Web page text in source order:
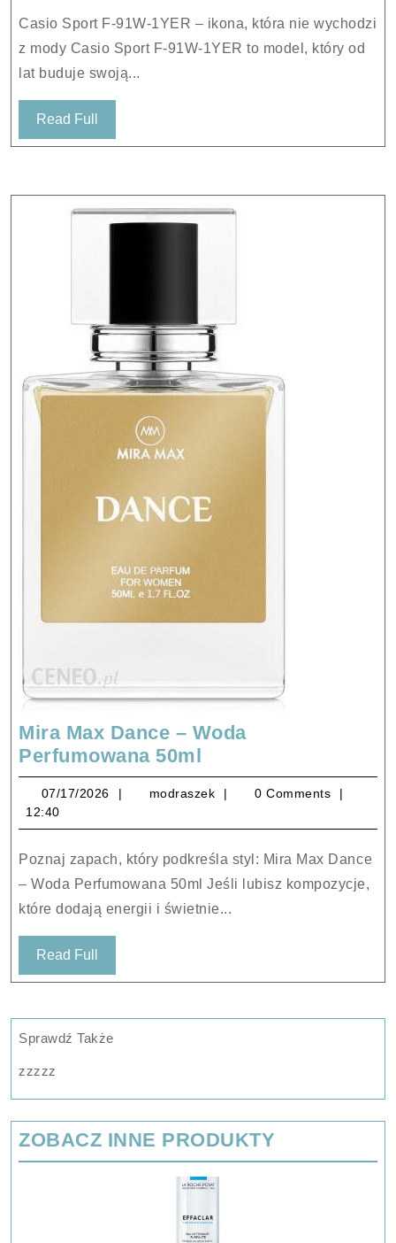
Casio Sport F-91W-1YER – ikona, która nie wychodzi
z mody Casio Sport F-91W-1YER to model, który od
lat buduje swoją...
Read Full
Full
Mira Max Dance – Woda
Perfumowana 50ml
Max
Dance
–
Perfumowana
50ml
07/17/2026 07/17/2026
modraszek modraszek
0 Comments
12:40
Poznaj zapach, który podkreśla styl: Mira Max Dance
– Woda Perfumowana 50ml Jeśli lubisz kompozycje,
które dodają energii i świetnie...
Read Full
Full
Sprawdź Także
zzzzz
ZOBACZ INNE PRODUKTY